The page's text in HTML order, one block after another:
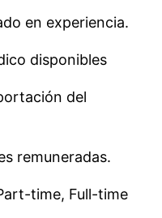
en experiencia.
disponibles
del
remuneradas.
time, Full-time